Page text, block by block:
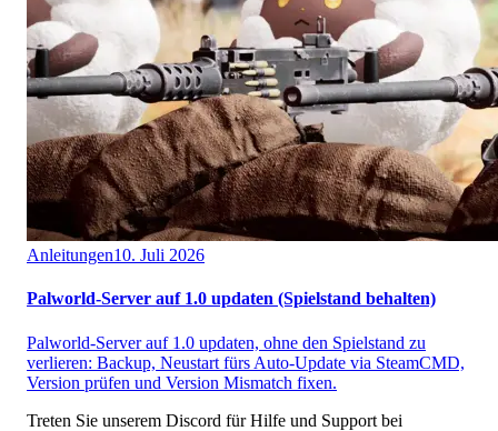
Anleitungen10. Juli 2026
Palworld-Server auf 1.0 updaten (Spielstand behalten)
Palworld-Server auf 1.0 updaten, ohne den Spielstand zu
verlieren: Backup, Neustart fürs Auto-Update via SteamCMD,
Version prüfen und Version Mismatch fixen.
Treten Sie unserem Discord für Hilfe und Support bei